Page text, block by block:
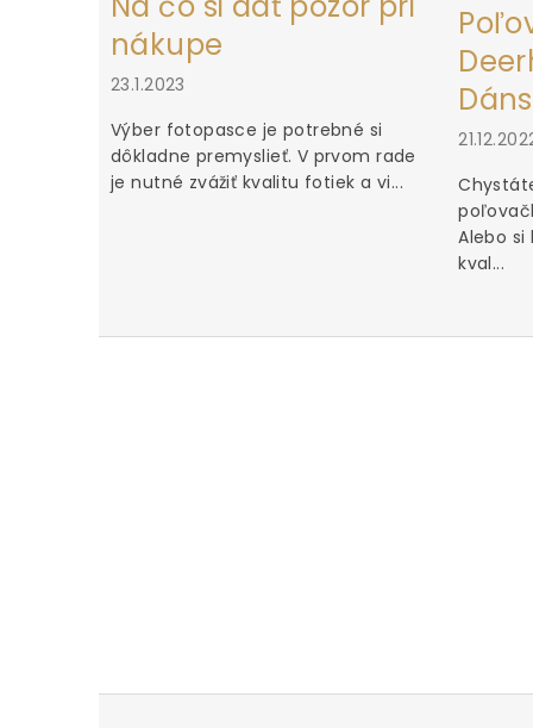
nákupe
23.1.2023
Výber fotopasce je potrebné si
dôkladne premyslieť. V prvom rade
je nutné zvážiť kvalitu fotiek a vi...
Alebo
kval...